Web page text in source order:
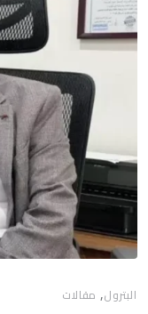
البترول, مقالات